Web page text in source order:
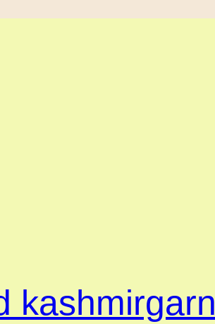
kashmirgarn